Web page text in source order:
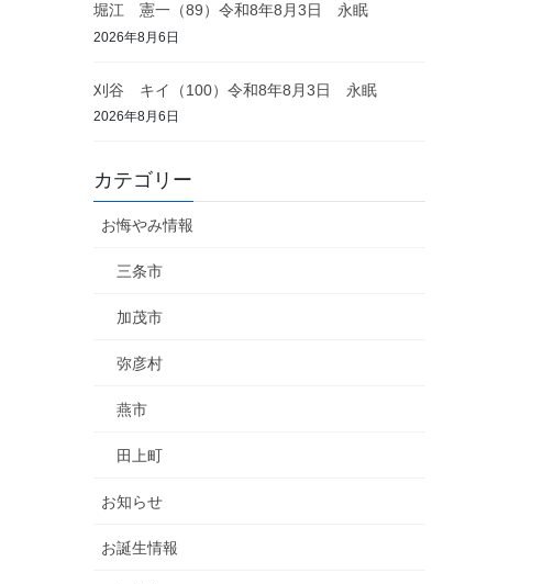
堀江 憲一（89）令和8年8月3日 永眠
2026年8月6日
刈谷 キイ（100）令和8年8月3日 永眠
2026年8月6日
カテゴリー
お悔やみ情報
三条市
加茂市
弥彦村
燕市
田上町
お知らせ
お誕生情報